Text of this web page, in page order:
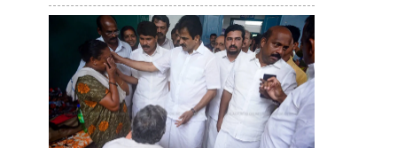
സ്കൂളിലെ ക്യാമ്പിലെത്തിയ എ.ഐ.സി.സി
ജനറൽ സെക്രട്ടറി കെ.സി
വേണുഗോപാൽ എം.പി കുരുന്നിനെ
എടുത്ത് ലാളിച്ചപ്പോൾ. സഹകരണ-
എക്സൈസ് വകുപ്പ് മന്ത്രി എം. ലിജു,
കൃഷിവകുപ്പ് മന്ത്രി ടി. സിദ്ദിഖ്, റെജി
ചെറിയാൻ എം. എൽ. എ എന്നിവർ സമീപം